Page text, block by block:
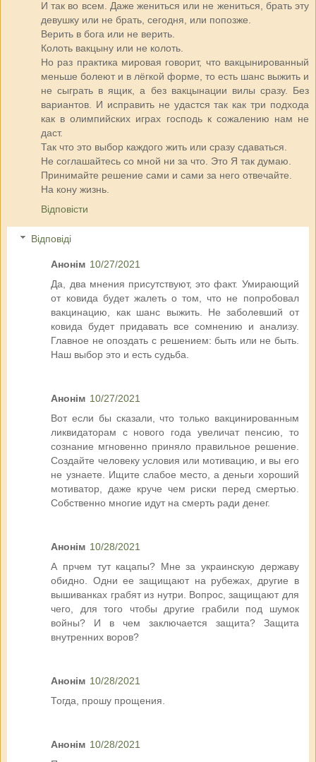
И так во всем. Даже жениться или не жениться, брать эту
девушку или не брать, сегодня, или попозже.
Верить в бога или не верить.
Колоть вакцыну или не колоть.
Но раз практика мировая говорит, что вакцынированный
меньше болеют и в лёгкой форме, то есть шанс выжить и
не сыграть в ящик, а без вакцынации вилы сразу. Без
вариантов. И исправить не удастся так как три подхода
как в олимпийских играх господь к сожалению нам не
даст.
Так что это выбор каждого жить или сразу сдаваться.
Не соглашайтесь со мной ни за что. Это Я так думаю.
Принимайте решение сами и сами за него отвечайте.
На кону жизнь.
Відповісти
Відповіді
Анонім 10/27/2021
Да, два мнения присутствуют, это факт. Умирающий
от ковида будет жалеть о том, что не попробовал
вакцинацию, как шанс выжить. Не заболевший от
ковида будет придавать все сомнению и анализу.
Главное не опоздать с решением: быть или не быть.
Наш выбор это и есть судьба.
Анонім 10/27/2021
Вот если бы сказали, что только вакцинированным
ликвидаторам с нового года увеличат пенсию, то
сознание мгновенно приняло правильное решение.
Создайте человеку условия или мотивацию, и вы его
не узнаете. Ищите слабое место, а деньги хороший
мотиватор, даже круче чем риски перед смертью.
Собственно многие идут на смерть ради денег.
Анонім 10/28/2021
А прчем тут кацапы? Мне за украинскую державу
обидно. Одни ее защищают на рубежах, другие в
вышиванках грабят из нутри. Вопрос, защищают для
чего, для того чтобы другие грабили под шумок
войны? И в чем заключается защита? Защита
внутренних воров?
Анонім 10/28/2021
Тогда, прошу прощения.
Анонім 10/28/2021